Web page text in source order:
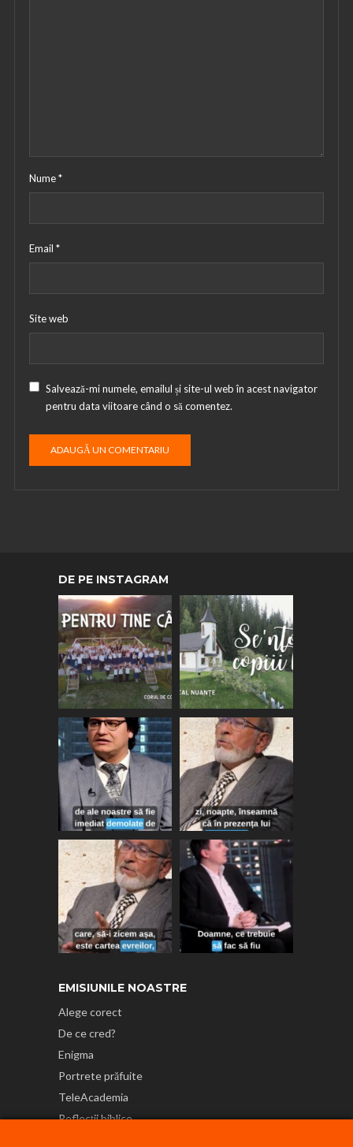
Nume*
Email *
Site web
Salvează-mi numele, emailul și site-ul web în acest navigator
pentru data viitoare când o să comentez.
DE PE INSTAGRAM
EMISIUNILE NOASTRE
Alege corect
De ce cred?
Enigma
Portrete prăfuite
TeleAcademia
Reflecții biblice